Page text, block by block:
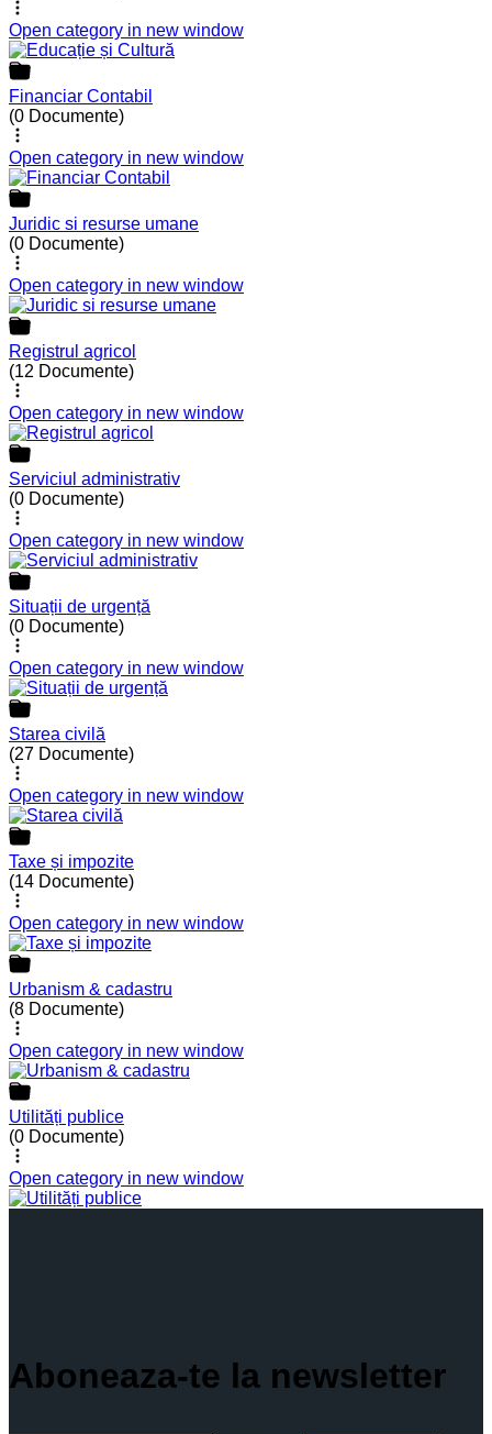
Open category in new window
Financiar Contabil
(0 Documente)
Open category in new window
Juridic si resurse umane
(0 Documente)
Open category in new window
Registrul agricol
(12 Documente)
Open category in new window
Serviciul administrativ
(0 Documente)
Open category in new window
Situații de urgență
(0 Documente)
Open category in new window
Starea civilă
(27 Documente)
Open category in new window
Taxe și impozite
(14 Documente)
Open category in new window
Urbanism & cadastru
(8 Documente)
Open category in new window
Utilități publice
(0 Documente)
Open category in new window
Aboneaza-te la newsletter